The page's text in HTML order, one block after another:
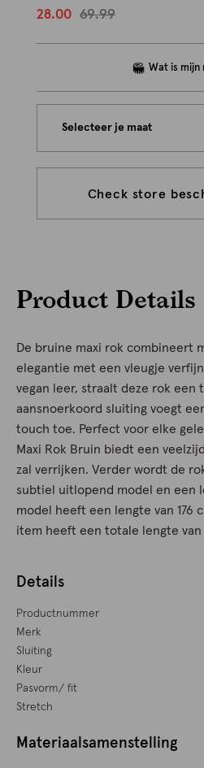
28.00 69.99
Selecteer je maat
Check store
Product Details
De bruine maxi rok combineert
elegantie met een vleugje
vegan leer, straalt deze rok een
aansnoerkoord sluiting voegt
touch toe. Perfect voor elke
Maxi Rok Bruin biedt een
zal verrijken. Verder wordt de
subtiel uitlopend model en een
model heeft een lengte van 176
item heeft een totale lengte van
Details
Productnummer
Merk
Sluiting
Kleur
Pasvorm/ fit
Stretch
Materiaalsamenstelling